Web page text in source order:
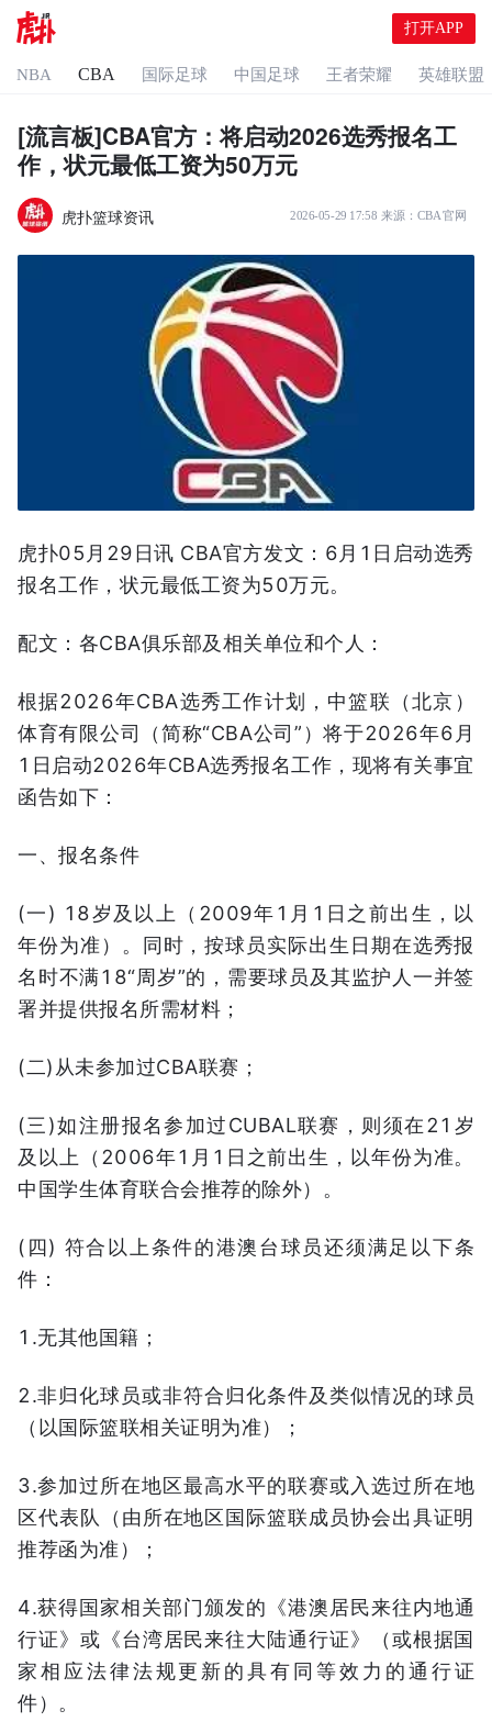
打开APP
NBA CBA 国际足球 中国足球 王者荣耀 英雄联盟
[流言板]CBA官方：将启动2026选秀报名工
作，状元最低工资为50万元
虎扑篮球资讯 2026-05-29 17:58 来源： CBA官网
虎扑05月29日讯 CBA官方发文：6月1日启动选秀
报名工作，状元最低工资为50万元。
配文：各CBA俱乐部及相关单位和个人：
根据2026年CBA选秀工作计划，中篮联（北京）
体育有限公司（简称“CBA公司”）将于2026年6月
1日启动2026年CBA选秀报名工作，现将有关事宜
函告如下：
一、报名条件
(一) 18岁及以上（2009年1月1日之前出生，以
年份为准）。同时，按球员实际出生日期在选秀报
名时不满18“周岁”的，需要球员及其监护人一并签
署并提供报名所需材料；
(二)从未参加过CBA联赛；
(三)如注册报名参加过CUBAL联赛，则须在21岁
及以上（2006年1月1日之前出生，以年份为准。
中国学生体育联合会推荐的除外）。
(四) 符合以上条件的港澳台球员还须满足以下条
件：
1.无其他国籍；
2.非归化球员或非符合归化条件及类似情况的球员
（以国际篮联相关证明为准）；
3.参加过所在地区最高水平的联赛或入选过所在地
区代表队（由所在地区国际篮联成员协会出具证明
推荐函为准）；
4.获得国家相关部门颁发的《港澳居民来往内地通
行证》或《台湾居民来往大陆通行证》（或根据国
家相应法律法规更新的具有同等效力的通行证
件）。